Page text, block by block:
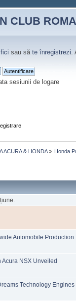
CLUB
sau să te înregistrezi.
sesiunii de logare
ACURA & HONDA» Honda
Automobile Production
Acura NSX Unveiled
Technology